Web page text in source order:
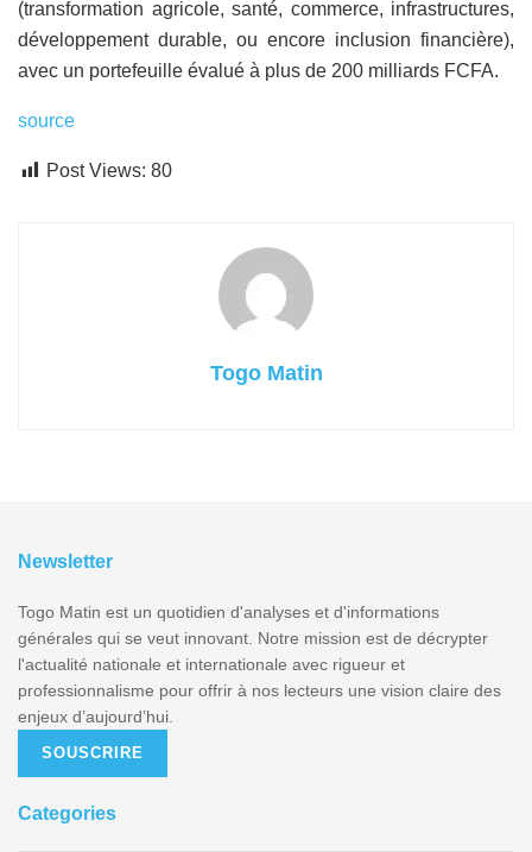
(transformation agricole, santé, commerce, infrastructures,
développement durable, ou encore inclusion financière),
avec un portefeuille évalué à plus de 200 milliards FCFA.
source
Post Views: 80
Togo Matin
Newsletter
Togo Matin est un quotidien d'analyses et d'informations
générales qui se veut innovant. Notre mission est de décrypter
l'actualité nationale et internationale avec rigueur et
professionnalisme pour offrir à nos lecteurs une vision claire des
enjeux d’aujourd’hui.
SOUSCRIRE
Categories